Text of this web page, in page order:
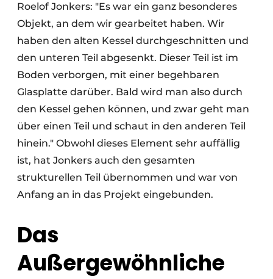
Roelof Jonkers: "Es war ein ganz besonderes
Objekt, an dem wir gearbeitet haben. Wir
haben den alten Kessel durchgeschnitten und
den unteren Teil abgesenkt. Dieser Teil ist im
Boden verborgen, mit einer begehbaren
Glasplatte darüber. Bald wird man also durch
den Kessel gehen können, und zwar geht man
über einen Teil und schaut in den anderen Teil
hinein." Obwohl dieses Element sehr auffällig
ist, hat Jonkers auch den gesamten
strukturellen Teil übernommen und war von
Anfang an in das Projekt eingebunden.
Das
Außergewöhnliche